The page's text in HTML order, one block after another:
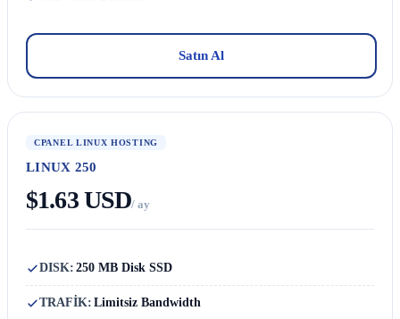
Satın Al
CPANEL LINUX HOSTING
LINUX 250
$1.63 USD/ ay
DISK: 250 MB Disk SSD
TRAFİK: Limitsiz Bandwidth